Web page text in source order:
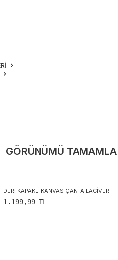
GÖRÜNÜMÜ TAMAMLA
DERI KAPAKLI KANVAS ÇANTA LACIVERT
1.199,99TL